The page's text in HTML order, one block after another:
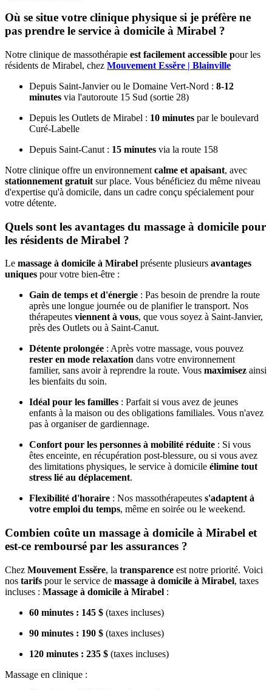
Où se situe votre clinique physique si je préfère ne
pas prendre le service à domicile à Mirabel ?
Notre clinique de massothérapie est facilement accessible pour les
résidents de Mirabel, chez Mouvement Essĕre | Blainville
Depuis Saint-Janvier ou le Domaine Vert-Nord : 8-12
minutes via l'autoroute 15 Sud (sortie 28)
Depuis les Outlets de Mirabel : 10 minutes par le boulevard
Curé-Labelle
Depuis Saint-Canut : 15 minutes via la route 158
Notre clinique offre un environnement calme et apaisant, avec
stationnement gratuit sur place. Vous bénéficiez du même niveau
d'expertise qu'à domicile, dans un cadre conçu spécialement pour
votre détente.
Quels sont les avantages du massage à domicile pour
les résidents de Mirabel ?
Le massage à domicile à Mirabel présente plusieurs avantages
uniques pour votre bien-être :
Gain de temps et d'énergie : Pas besoin de prendre la route
après une longue journée ou de planifier le transport. Nos
thérapeutes viennent à vous, que vous soyez à Saint-Janvier,
près des Outlets ou à Saint-Canut.
Détente prolongée : Après votre massage, vous pouvez
rester en mode relaxation dans votre environnement
familier, sans avoir à reprendre la route. Vous maximisez ainsi
les bienfaits du soin.
Idéal pour les familles : Parfait si vous avez de jeunes
enfants à la maison ou des obligations familiales. Vous n'avez
pas à organiser de gardiennage.
Confort pour les personnes à mobilité réduite : Si vous
êtes enceinte, en récupération post-blessure, ou si vous avez
des limitations physiques, le service à domicile élimine tout
stress lié au déplacement.
Flexibilité d'horaire : Nos massothérapeutes s'adaptent à
votre emploi du temps, même en soirée ou le weekend.
Combien coûte un massage à domicile à Mirabel et
est-ce remboursé par les assurances ?
Chez Mouvement Essĕre, la transparence est notre priorité. Voici
nos tarifs pour le service de massage à domicile à Mirabel, taxes
incluses : Massage à domicile à Mirabel :
60 minutes : 145 $ (taxes incluses)
90 minutes : 190 $ (taxes incluses)
120 minutes : 235 $ (taxes incluses)
Massage en clinique :